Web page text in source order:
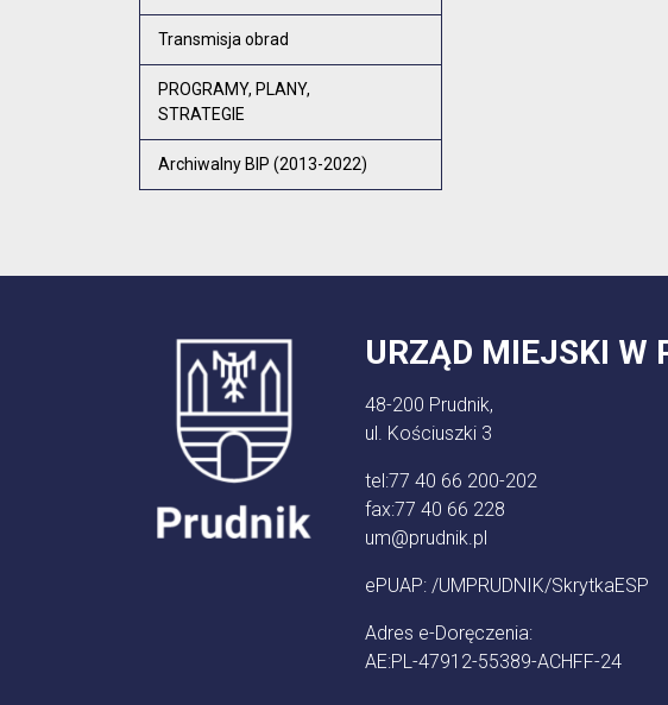
Transmisja obrad
PROGRAMY, PLANY,
STRATEGIE
Archiwalny BIP (2013-2022)
URZĄD MIEJSKI W
48-200 Prudnik,
ul. Kościuszki 3
tel:77 40 66 200-202
fax:77 40 66 228
um@prudnik.pl
ePUAP: /UMPRUDNIK/SkrytkaESP
Adres e-Doręczenia:
AE:PL-47912-55389-ACHFF-24